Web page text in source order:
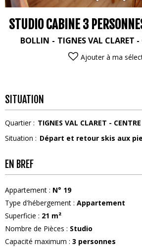
STUDIO CABINE 3
BOLLIN TIGNES VAL CLARET -
Ajouter à ma
SITUATION
Quartier : TIGNES VAL CLARET - CENTRE
Situation : Départ et retour skis aux
EN BREF
Appartement : N° 19
Type d'hébergement : Appartement
Superficie : 21 m²
Nombre de Pièces : Studio
Capacité maximum : 3 personnes